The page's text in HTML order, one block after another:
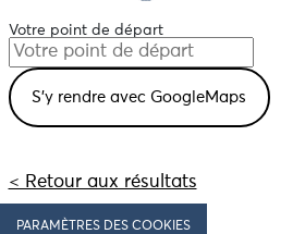
Votre point de départ
< Retour aux résultats
PARAMÈTRES DES COOKIES